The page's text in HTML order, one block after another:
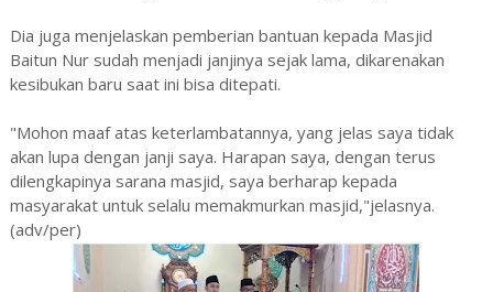
Dia juga menjelaskan pemberian bantuan kepada Masjid
Baitun Nur sudah menjadi janjinya sejak lama, dikarenakan
kesibukan baru saat ini bisa ditepati.
"Mohon maaf atas keterlambatannya, yang jelas saya tidak
akan lupa dengan janji saya. Harapan saya, dengan terus
dilengkapinya sarana masjid, saya berharap kepada
masyarakat untuk selalu memakmurkan masjid,"jelasnya.
(adv/per)